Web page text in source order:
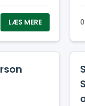
tør stille
jeg
LÆS MERE